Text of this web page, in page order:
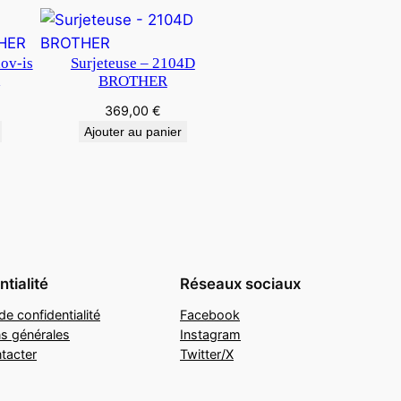
is
Surjeteuse – 2104D
BROTHER
369,00 €
Ajouter au panier
confidentialité
générales
Réseaux sociaux
Facebook
Instagram
Twitter/X